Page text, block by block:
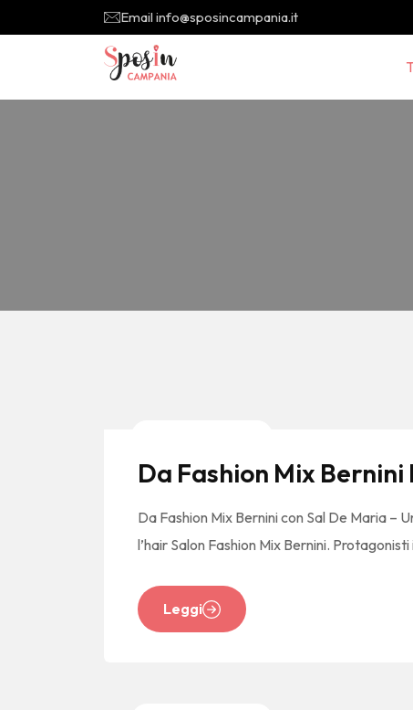
Email info@sposincampania.it
Da Fashion Mix
Da Fashion Mix Bernini con Sal De Maria –
l’hair Salon Fashion Mix Bernini. Protagonisti
Leggi